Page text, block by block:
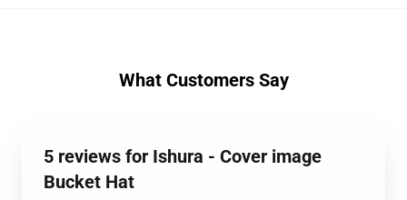
What Customers Say
5 reviews for Ishura - Cover image
Bucket Hat